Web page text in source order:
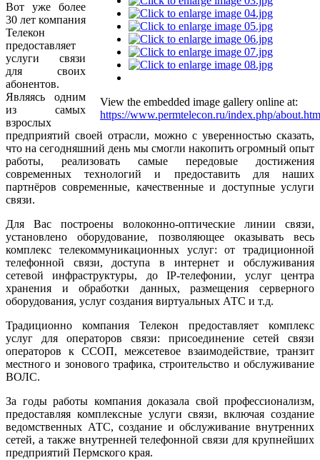
View the embedded image gallery online at:
https://www.permtelecon.ru/index.php/
Вот уже более
30 лет компания
Телекон
предоставляет
услуги связи
для своих
абонентов.
Являясь одним
из самых
взрослых
предприятий своей отрасли, можно с уверенностью сказать,
что на сегодняшний день мы смогли накопить огромный опыт
работы, реализовать самые передовые достижения
современных технологий и предоставить для наших
партнёров современные, качественные и доступные услуги
связи.
Для Вас построены волоконно-оптические линии связи,
установлено оборудование, позволяющее оказывать весь
комплекс телекоммуникационных услуг: от традиционной
телефонной связи, доступа в интернет и обслуживания
сетевой инфраструктуры, до IP-телефонии, услуг центра
хранения и обработки данных, размещения серверного
оборудования, услуг создания виртуальных АТС и т.д.
Традиционно компания Телекон предоставляет комплекс
услуг для операторов связи: присоединение сетей связи
операторов к ССОП, межсетевое взаимодействие, транзит
местного и зонового трафика, строительство и обслуживание
ВОЛС.
За годы работы компания доказала свой профессионализм,
предоставляя комплексные услуги связи, включая создание
ведомственных АТС, создание и обслуживание внутренних
сетей, а также внутренней телефонной связи для крупнейших
предприятий Пермского края.